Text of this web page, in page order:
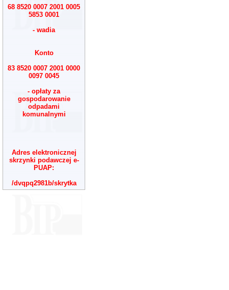
68 8520 0007 2001 0005
5853 0001
- wadia
Konto
83 8520 0007 2001 0000
0097 0045
- opłaty za
gospodarowanie
odpadami
komunalnymi
Adres elektronicznej
skrzynki podawczej e-
PUAP:
/dvqpq2981b/skrytka